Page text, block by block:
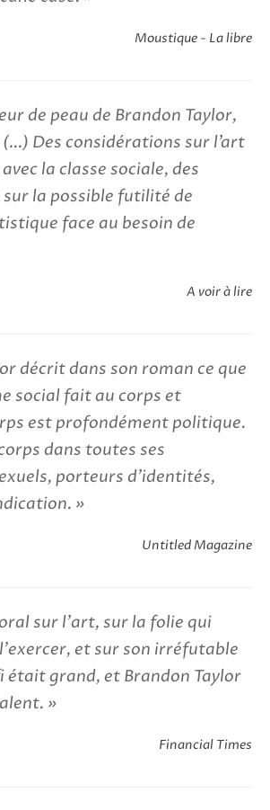
Moustique - La libre
de peau de Brandon Taylor,
Des considérations sur l’art
la classe sociale, des
la possible futilité de
face au besoin de
A voir à lire
décrit dans son roman ce que
social fait au corps et
est profondément politique.
dans toutes ses
porteurs d'identités,
Untitled Magazine
sur l'art, sur la folie qui
et sur son irréfutable
était grand, et Brandon Taylor
Financial Times